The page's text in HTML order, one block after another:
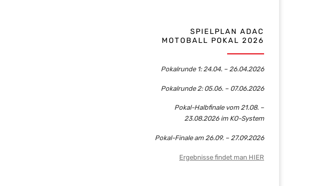
SPIELPLAN ADAC
MOTOBALL POKAL 2026
Pokalrunde 1: 24.04. – 26.04.2026
Pokalrunde 2: 05.06. – 07.06.2026
Pokal-Halbfinale vom 21.08. –
23.08.2026 im KO-System
Pokal-Finale am 26.09. – 27.09.2026
Ergebnisse findet man HIER